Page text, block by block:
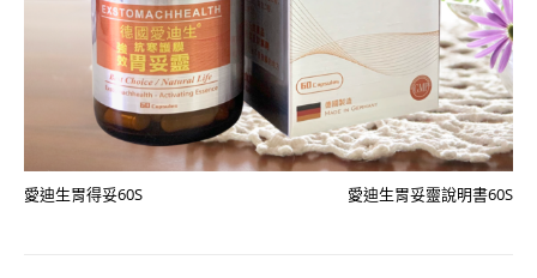
愛迪生胃得妥60S 愛迪生胃妥靈說明書60S